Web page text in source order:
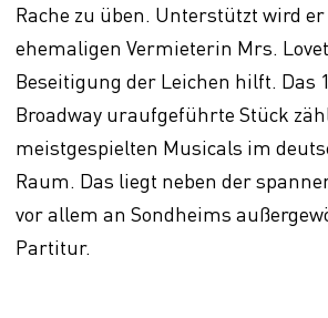
Rache zu üben. Unterstützt wird
ehemaligen Vermieterin Mrs.
Beseitigung der Leichen hilft. Das
Broadway uraufgeführte Stück
meistgespielten Musicals im
Raum. Das liegt neben der
vor allem an Sondheims
Partitur.